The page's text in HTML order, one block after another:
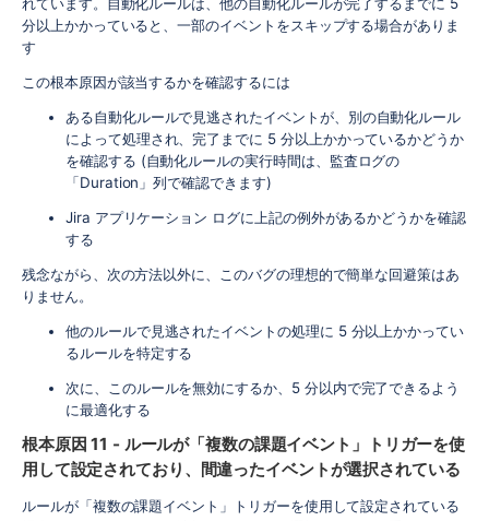
れています。自動化ルールは、他の自動化ルールが完了するまでに 5
分以上かかっていると、一部のイベントをスキップする場合がありま
す
この根本原因が該当するかを確認するには
ある自動化ルールで見逃されたイベントが、別の自動化ルール
によって処理され、完了までに 5 分以上かかっているかどうか
を確認する (自動化ルールの実行時間は、監査ログの
「Duration」列で確認できます)
Jira アプリケーション ログに上記の例外があるかどうかを確認
する
残念ながら、次の方法以外に、このバグの理想的で簡単な回避策はあ
りません。
他のルールで見逃されたイベントの処理に 5 分以上かかってい
るルールを特定する
次に、このルールを無効にするか、5 分以内で完了できるよう
に最適化する
根本原因 11 - ルールが「複数の課題イベント」トリガーを使
用して設定されており、間違ったイベントが選択されている
ルールが「複数の課題イベント」トリガーを使用して設定されている